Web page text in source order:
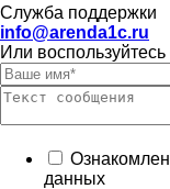
Служба поддержки
info@arenda1c.ru
Или
данных